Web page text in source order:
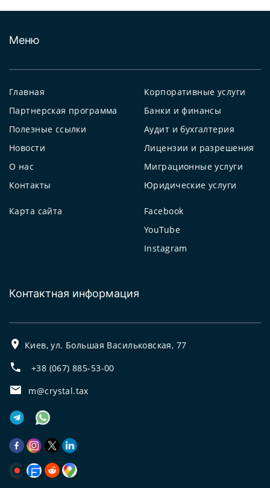
Меню
Главная
Партнерская программа
Полезные ссылки
Новости
О нас
Контакты
Корпоративные услуги
Банки и финансы
Аудит и бухгалтерия
Лицензии и разрешения
Миграционные услуги
Юридические услуги
Карта сайта
Facebook
YouTube
Instagram
Контактная информация
Киев, ул. Большая Васильковская, 77
+38 (067) 885-53-00
m@crystal.tax